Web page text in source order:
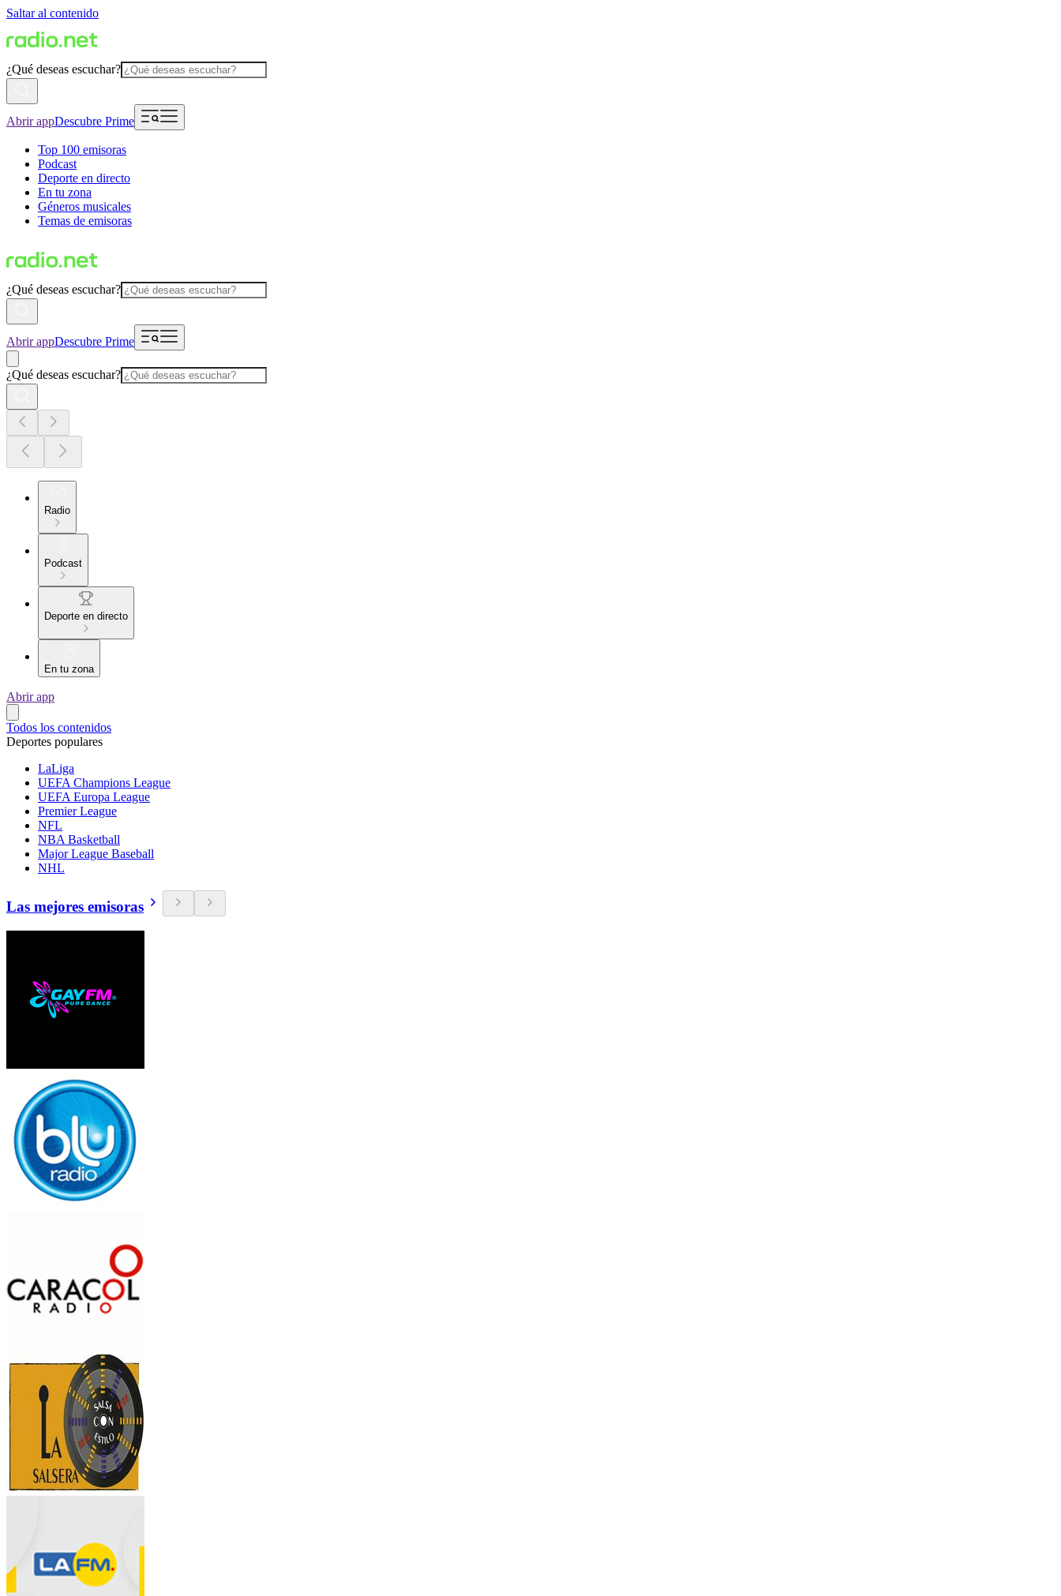
Saltar al contenido
¿Qué deseas escuchar?
Abrir appDescubre Prime
Top 100 emisoras
Podcast
Deporte en directo
En tu zona
Géneros musicales
Temas de emisoras
¿Qué deseas escuchar?
Abrir appDescubre Prime
¿Qué deseas escuchar?
Radio
Podcast
Deporte en directo
En tu zona
Abrir app
Todos los contenidos
Deportes populares
LaLiga
UEFA Champions League
UEFA Europa League
Premier League
NFL
NBA Basketball
Major League Baseball
NHL
Las mejores emisoras